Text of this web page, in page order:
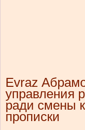
Evraz
управления
ради смены
прописки